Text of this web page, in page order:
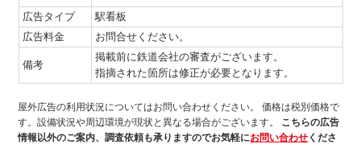
広告タイプ
駅看板
広告料金
お問合せください。
備考
掲載前に鉄道会社の審査がございます。
指摘された箇所は修正が必要となります。
屋外広告の利用状況についてはお問い合わせください。
価格は税別価格で
す。設備状況や周辺環境が現状と異なる場合がございます。
こちらの広告
情報以外のご案内、調査依頼も承りますのでお気軽にお問い合わせ くださ